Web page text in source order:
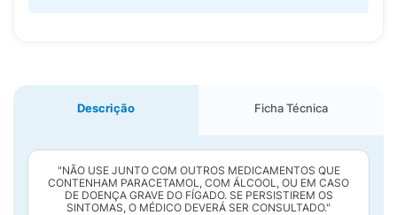
Descrição Ficha Técnica
"NÃO USE JUNTO COM OUTROS MEDICAMENTOS QUE
CONTENHAM PARACETAMOL, COM ÁLCOOL, OU EM CASO
DE DOENÇA GRAVE DO FÍGADO. SE PERSISTIREM OS
SINTOMAS, O MÉDICO DEVERÁ SER CONSULTADO."